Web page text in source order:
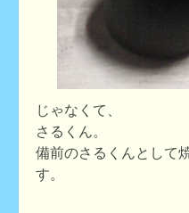
じゃなくて、
さるくん。
備前のさるくんとして
す。